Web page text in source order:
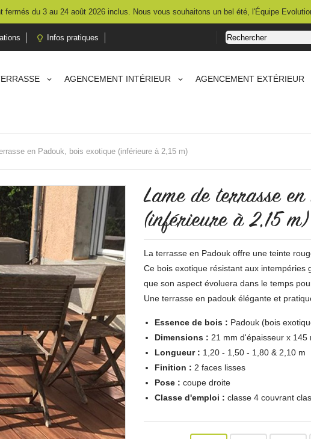
fermés du 3 au 24 août 2026 inclus. Nous vous souhaitons un bel été, l'Équipe
 Infos pratiques
AGENCEMENT INTÉRIEUR AGENCEMENT EXTÉRIEUR
en Padouk, bois exotique (inférieure à 2,15 m)
Lame de terrasse
(inférieure à 2,15 m)
La terrasse en Padouk offre une teinte
Ce bois exotique résistant aux
que son aspect évoluera dans le temps
Une terrasse en padouk élégante et
Essence de bois : Padouk (bois
Dimensions : 21 mm d'épaisseur x 145
Longueur : 1,20 - 1,50 - 1,80 & 2,10 m
Finition : 2 faces lisses
Pose : coupe droite
Classe d'emploi : classe 4 couvrant